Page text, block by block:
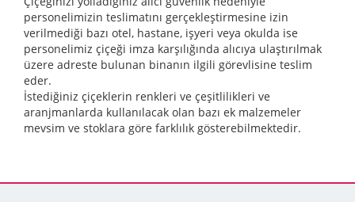
personelimizin teslimatını gerçekleştirmesine izin
verilmediği bazı otel, hastane, işyeri veya okulda ise
personelimiz çiçeği imza karşılığında alıcıya ulaştırılmak
üzere adreste bulunan binanın ilgili görevlisine teslim
eder.
İstediğiniz çiçeklerin renkleri ve çeşitlilikleri ve
aranjmanlarda kullanılacak olan bazı ek malzemeler
mevsim ve stoklara göre farklılık gösterebilmektedir.